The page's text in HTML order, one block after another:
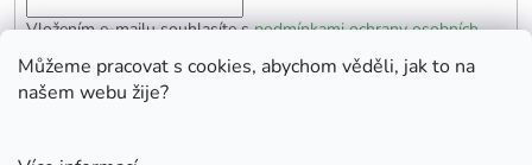
Můžeme pracovat s cookies, abychom věděli, jak to na
našem webu žije?
Vložením e-mailu souhlasíte spodmínkami ochrany osobních
údajů
PŘIHLÁSIT SE